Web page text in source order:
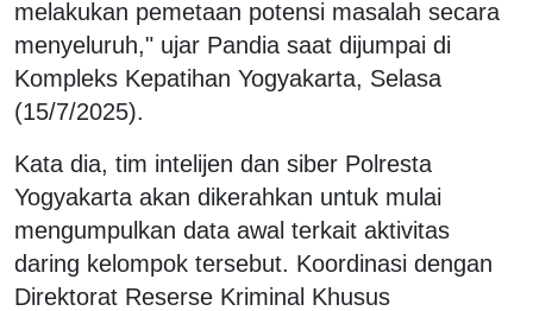
melakukan pemetaan potensi masalah secara
menyeluruh," ujar Pandia saat dijumpai di
Kompleks Kepatihan Yogyakarta, Selasa
(15/7/2025).
Kata dia, tim intelijen dan siber Polresta
Yogyakarta akan dikerahkan untuk mulai
mengumpulkan data awal terkait aktivitas
daring kelompok tersebut. Koordinasi dengan
Direktorat Reserse Kriminal Khusus